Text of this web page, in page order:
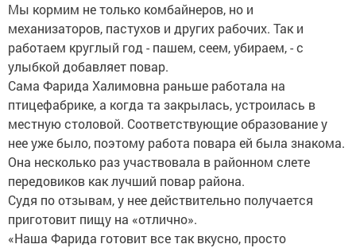
Мы кормим не только комбайнеров, но и
механизаторов, пастухов и других рабочих. Так и
работаем круглый год - пашем, сеем, убираем, - с
улыбкой добавляет повар.
Сама Фарида Халимовна раньше работала на
птицефабрике, а когда та закрылась, устроилась в
местную столовой. Соответствующие образование у
нее уже было, поэтому работа повара ей была знакома.
Она несколько раз участвовала в районном слете
передовиков как лучший повар района.
Судя по отзывам, у нее действительно получается
приготовит пищу на «отлично».
«Наша Фарида готовит все так вкусно, просто